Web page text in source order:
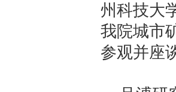
州科技大
我院城市
参观并座